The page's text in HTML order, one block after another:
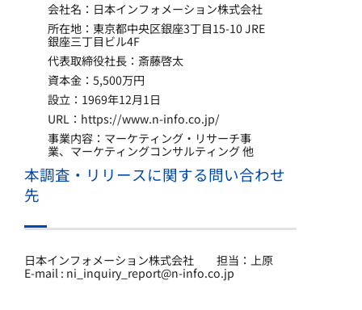
会社名：日本インフォメーション株式会社
所在地：東京都中央区銀座3丁目15-10 JRE
銀座三丁目ビル4F
代表取締役社長：斎藤啓太
資本金：5,500万円
設立：1969年12月1日
URL： https://www.n-info.co.jp/
事業内容：マーケティング・リサーチ事
業、マーケティングコンサルティング 他
本調査・リリースに関する問い合わせ
先
日本インフォメーション株式会社 担当：上原
E-mail : ni_inquiry_report@n-info.co.jp